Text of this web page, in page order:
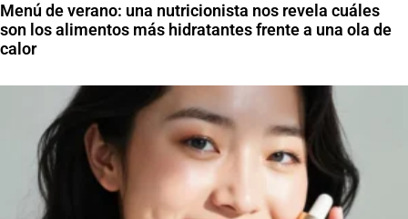
Menú de verano: una nutricionista nos revela cuáles
son los alimentos más hidratantes frente a una ola de
calor